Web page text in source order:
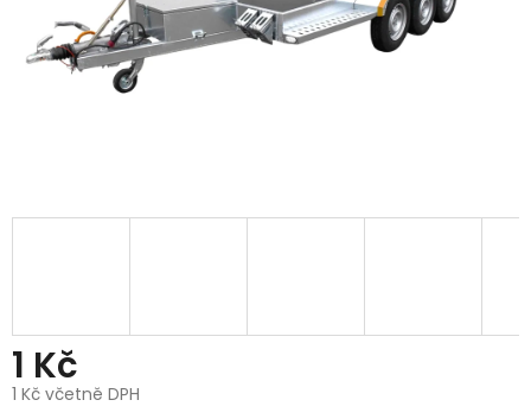
1 Kč
1 Kč včetně DPH